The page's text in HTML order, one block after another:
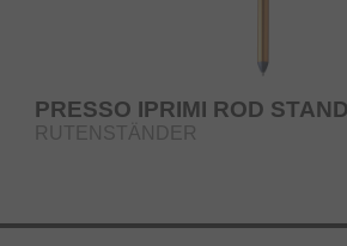
PRESSO IPRIMI ROD STAND
RUTENSTÄNDER